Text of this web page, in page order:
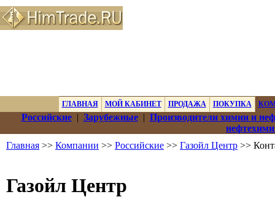
ГЛАВНАЯ МОЙ КАБИНЕТ ПРОДАЖА ПОКУПКА
Российские| Зарубежные| Производители химии и
Главная >> Компании >> Российские >> Газойл Центр >>
Газойл Центр